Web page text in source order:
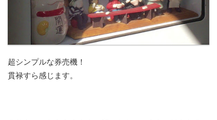
超シンプルな券売機！
貫禄すら感じます。